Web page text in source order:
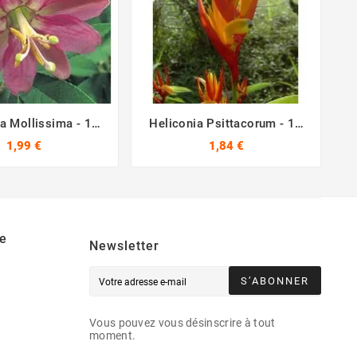
 
Mollissima - 10
Graines
1,99 €
  
Heliconia Psittacorum - 10
Graines
1,84 €
Newsletter
S’ABONNER
Vous pouvez vous désinscrire à tout
moment.